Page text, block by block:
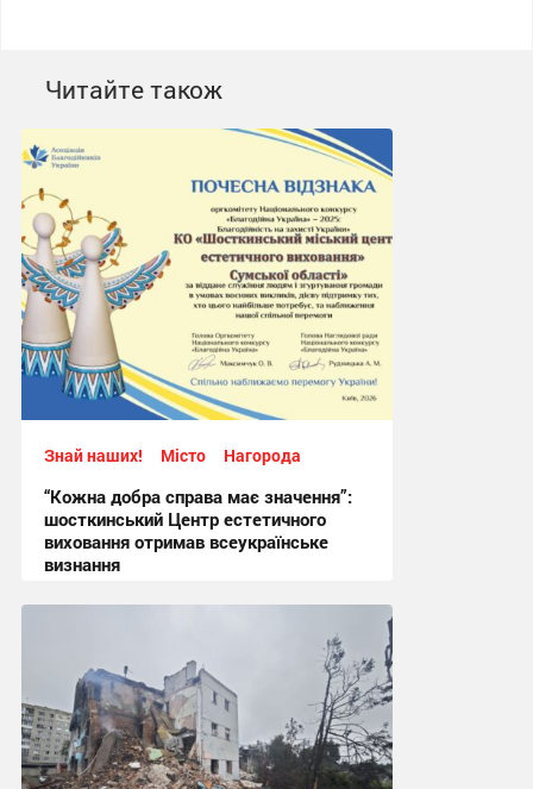
Читайте також
Знай наших! Місто Нагорода
“Кожна добра справа має значення”:
шосткинський Центр естетичного
виховання отримав всеукраїнське
визнання